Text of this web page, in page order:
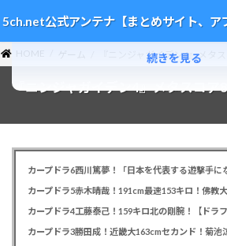
ン
テ
ン
ツ
ビ
ゲ
ー
シ
5ch.net公式アンテナ【まとめサイト、ア
ゲーム 『ニンジャガイデン4』メタ
『ニンジャガイデン4』メタスコア
カープドラ4工藤泰己！159キロ北の剛腕！【ドラフ
続きを見る